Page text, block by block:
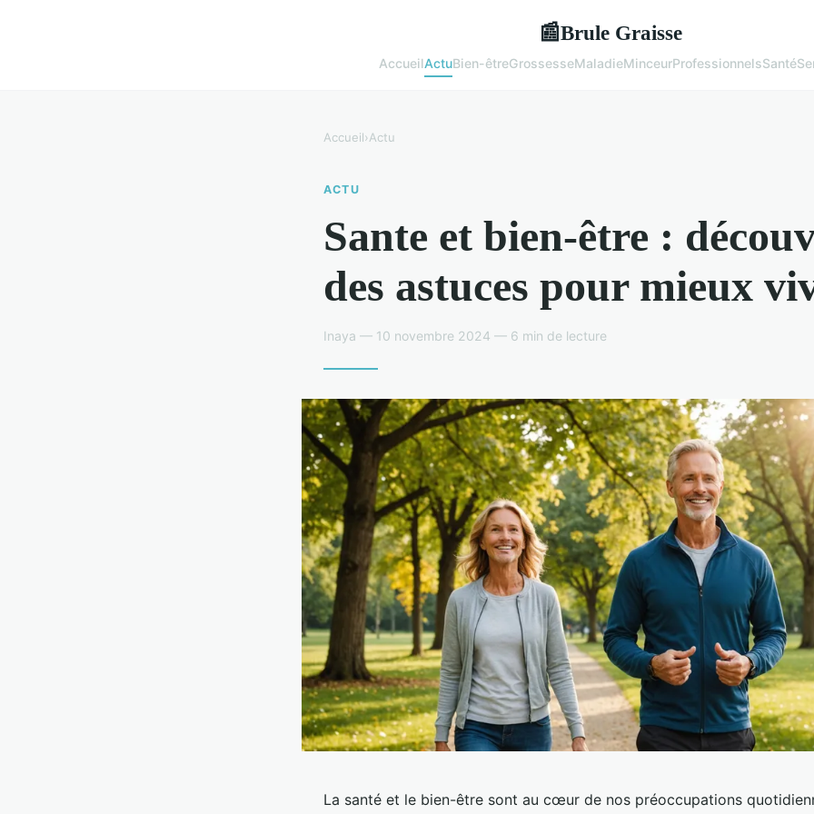
📰Brule Graisse
AccueilActuBien-êtreGrossesseMaladieMinceurProfessionnelsSanté
Accueil›Actu
ACTU
Sante et bien-être :
des astuces pour mieux
Inaya — 10 novembre 2024 — 6 min de lecture
La santé et le bien-être sont au cœur de nos préoccupations